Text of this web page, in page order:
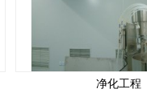
净化工程